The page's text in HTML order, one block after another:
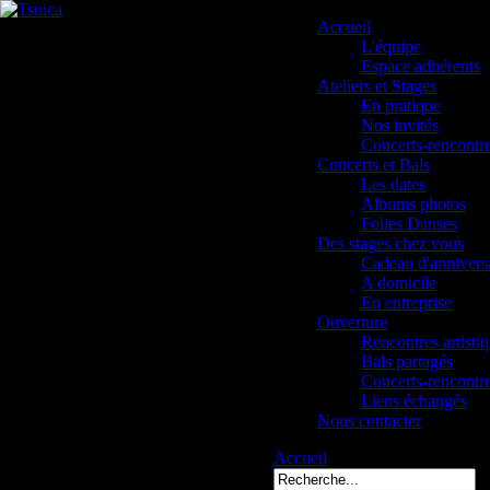
Accueil
L'équipe
Espace adhérents
Ateliers et Stages
En pratique
Nos invités
Concerts-
Concerts et Bals
Les dates
Albums photos
Folies Danses
Des stages chez vous
Cadeau
A domicile
En entreprise
Ouverture
Rencontres
Bals partagés
Concerts-
Liens échangés
Nous contacter
Accueil